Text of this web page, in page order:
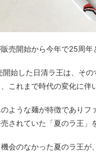
売開始から今年で25周年
開始した日清ラ王は、そ
これまで時代の変化に伴
ような麺が特徴であり
されていた「夏のラ王」
会のなかった夏のラ王が